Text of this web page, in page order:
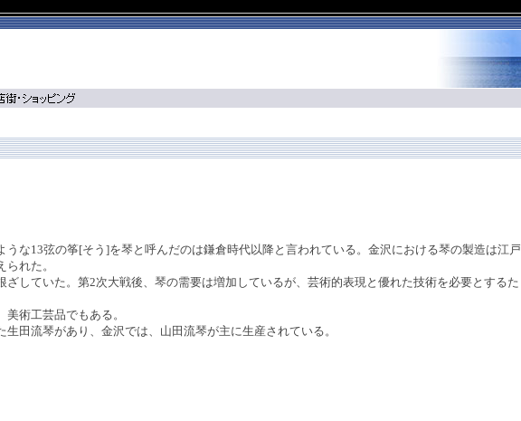
な13弦の筝[そう]を琴と呼んだのは鎌倉時代以降と言われている。金沢における琴の製造は江戸
れた。
していた。第2次大戦後、琴の需要は増加しているが、芸術的表現と優れた技術を必要とするた
術工芸品でもある。
田流琴があり、金沢では、山田流琴が主に生産されている。